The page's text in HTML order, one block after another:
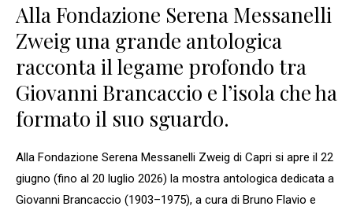
Alla Fondazione Serena Messanelli
Zweig una grande antologica
racconta il legame profondo tra
Giovanni Brancaccio e l’isola che ha
formato il suo sguardo.
Alla Fondazione Serena Messanelli Zweig di Capri si apre il 22
giugno (fino al 20 luglio 2026) la mostra antologica dedicata a
Giovanni Brancaccio (1903–1975), a cura di Bruno Flavio e